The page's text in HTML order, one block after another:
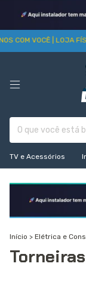
COM VOCÊ | LOJA
TV e Acessórios
Início > Elétrica e
Torneiras